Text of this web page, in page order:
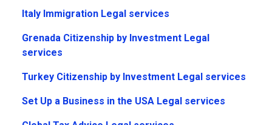
Italy Immigration Legal services
Grenada Citizenship by Investment Legal
services
Turkey Citizenship by Investment Legal services
Set Up a Business in the USA Legal services